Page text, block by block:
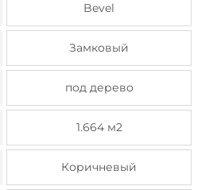
Bevel
Замковый
под дерево
1.664 м2
Коричневый